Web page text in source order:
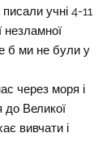
учні 4-11
незламної
б ми не були у
через моря і
до Великої
вивчати і